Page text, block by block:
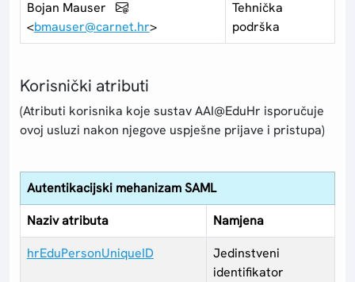
Bojan Mauser
<bmauser@carnet.hr>
Tehnička
podrška
Korisnički atributi
(Atributi korisnika koje sustav AAI@EduHr isporučuje
ovoj usluzi nakon njegove uspješne prijave i pristupa)
Autentikacijski mehanizam SAML
Naziv atributa
Namjena
hrEduPersonUniqueID
Jedinstveni
identifikator